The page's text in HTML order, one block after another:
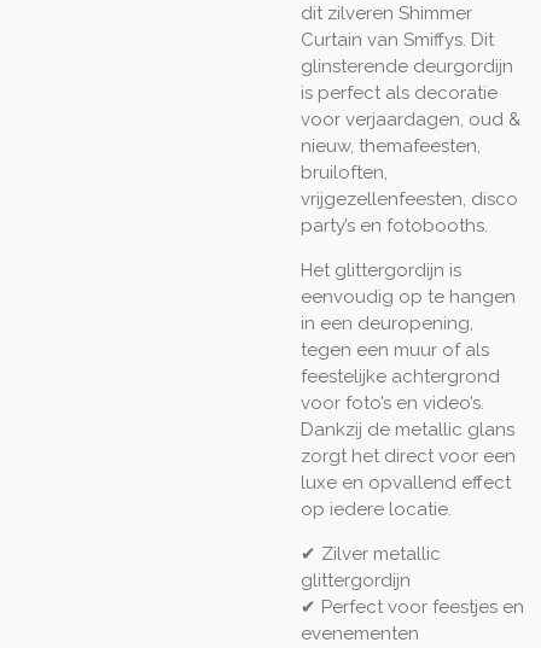
dit zilveren Shimmer
Curtain van Smiffys. Dit
glinsterende deurgordijn
is perfect als decoratie
voor verjaardagen, oud &
nieuw, themafeesten,
bruiloften,
vrijgezellenfeesten, disco
party’s en fotobooths.
Het glittergordijn is
eenvoudig op te hangen
in een deuropening,
tegen een muur of als
feestelijke achtergrond
voor foto’s en video’s.
Dankzij de metallic glans
zorgt het direct voor een
luxe en opvallend effect
op iedere locatie.
✔ Zilver metallic
glittergordijn
✔ Perfect voor feestjes en
evenementen